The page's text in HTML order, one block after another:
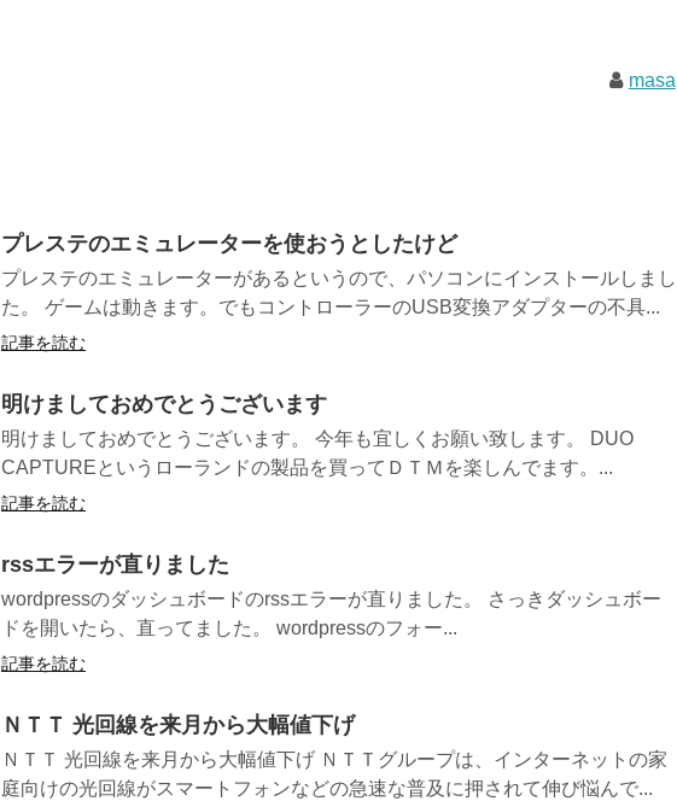
masa
プレステのエミュレーターを使おうとしたけど
プレステのエミュレーターがあるというので、パソコンにインストールしまし
た。 ゲームは動きます。でもコントローラーのUSB変換アダプターの不具...
記事を読む
明けましておめでとうございます
明けましておめでとうございます。 今年も宜しくお願い致します。 DUO
CAPTUREというローランドの製品を買ってＤＴＭを楽しんでます。...
記事を読む
rssエラーが直りました
wordpressのダッシュボードのrssエラーが直りました。 さっきダッシュボー
ドを開いたら、直ってました。 wordpressのフォー...
記事を読む
ＮＴＴ 光回線を来月から大幅値下げ
ＮＴＴ 光回線を来月から大幅値下げ ＮＴＴグループは、インターネットの家
庭向けの光回線がスマートフォンなどの急速な普及に押されて伸び悩んで...